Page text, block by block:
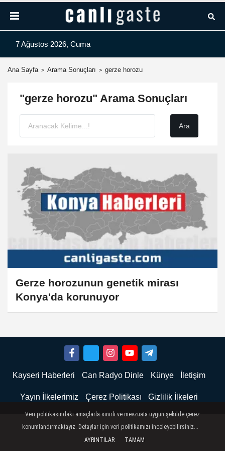
7 Ağustos 2026, Cuma
Ana Sayfa Arama Sonuçları gerze horozu
"gerze horozu" Arama Sonuçları
Gerze horozunun genetik mirası
Konya'da korunuyor
Kayseri Haberleri Can Radyo Dinle Künye İletişim
Yayın İlkelerimiz Çerez Politikası Gizlilik İlkeleri
Veri politikasındaki amaçlarla sınırlı ve mevzuata uygun şekilde çerez
konumlandırmaktayız. Detaylar için veri politikamızı inceleyebilirsiniz...
AYRINTILAR
TAMAM